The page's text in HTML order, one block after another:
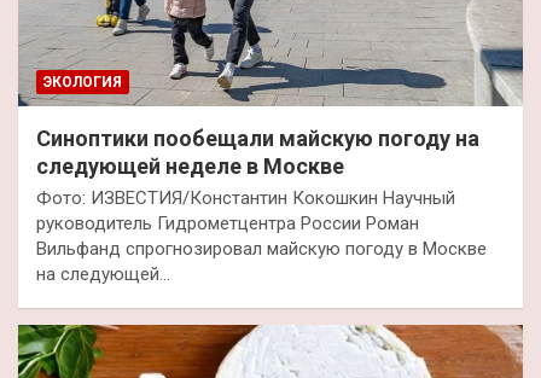
ЭКОЛОГИЯ
Синоптики пообещали майскую погоду на
следующей неделе в Москве
Фото: ИЗВЕСТИЯ/Константин Кокошкин Научный
руководитель Гидрометцентра России Роман
Вильфанд спрогнозировал майскую погоду в Москве
на следующей…